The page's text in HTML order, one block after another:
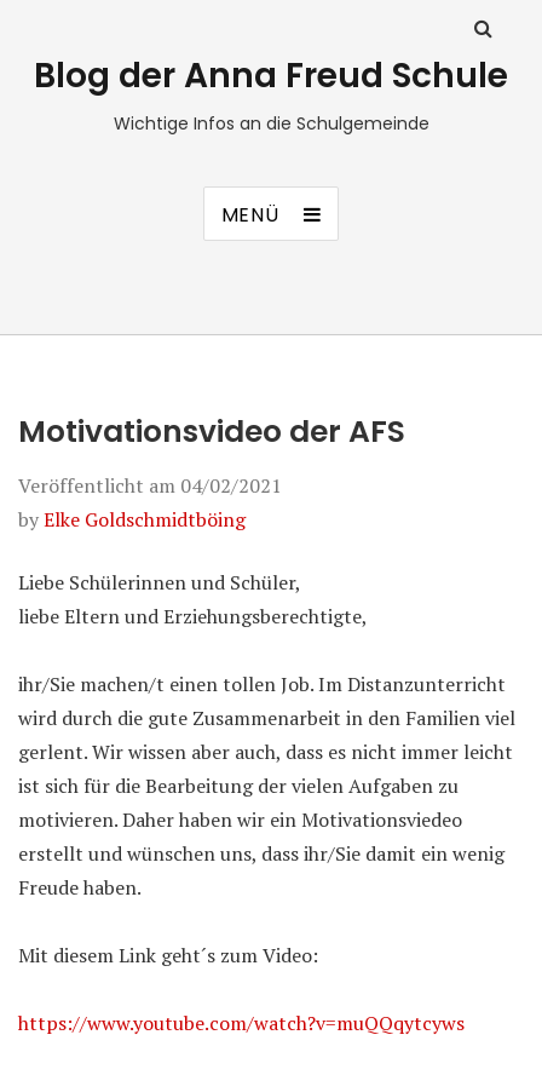
Blog der Anna Freud Schule
Wichtige Infos an die Schulgemeinde
MENÜ
Motivationsvideo der AFS
Veröffentlicht am 04/02/2021
byElke Goldschmidtböing
Liebe Schülerinnen und Schüler,
liebe Eltern und Erziehungsberechtigte,
ihr/Sie machen/t einen tollen Job. Im Distanzunterricht
wird durch die gute Zusammenarbeit in den Familien viel
gerlent. Wir wissen aber auch, dass es nicht immer leicht
ist sich für die Bearbeitung der vielen Aufgaben zu
motivieren. Daher haben wir ein Motivationsviedeo
erstellt und wünschen uns, dass ihr/Sie damit ein wenig
Freude haben.
Mit diesem Link geht´s zum Video:
https://www.youtube.com/watch?v=muQQqytcyws